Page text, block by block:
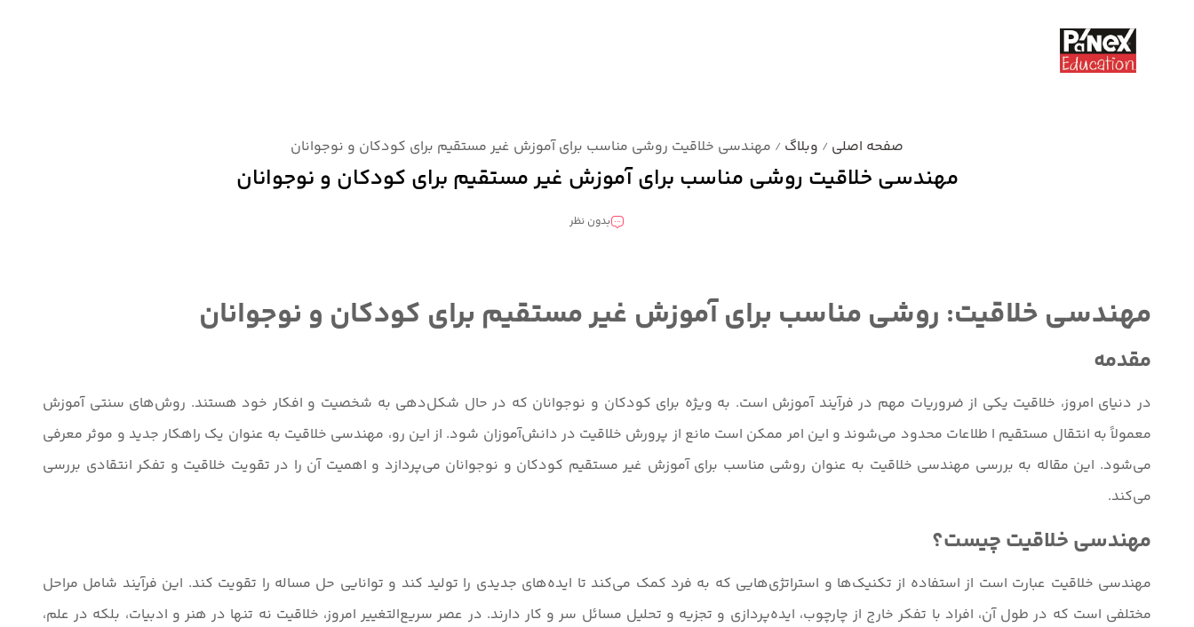
صفحه اصلی / وبلاگ / مهندسی خلاقیت روشی مناسب برای آموزش غیر مستقیم برای کودکان و نوجوانان
مهندسی خلاقیت روشی مناسب برای آموزش غیر مستقیم برای کودکان و نوجوانان
بدون نظر
مهندسی خلاقیت: روشی مناسب برای آموزش غیر مستقیم برای کودکان و نوجوانان
مقدمه
در دنیای امروز، خلاقیت یکی از ضروریات مهم در فرآیند آموزش است. به ویژه برای کودکان و نوجوانان که در حال شکل‌دهی به شخصیت و افکار خود هستند. روش‌های سنتی آموزش
معمولاً به انتقال مستقیم ا طلاعات محدود می‌شوند و این امر ممکن است مانع از پرورش خلاقیت در دانش‌آموزان شود. از این رو، مهندسی خلاقیت به عنوان یک راهکار جدید و موثر معرفی
می‌شود. این مقاله به بررسی مهندسی خلاقیت به عنوان روشی مناسب برای آموزش غیر مستقیم کودکان و نوجوانان می‌پردازد و اهمیت آن را در تقویت خلاقیت و تفکر انتقادی بررسی
می‌کند.
مهندسی خلاقیت چیست؟
مهندسی خلاقیت عبارت است از استفاده از تکنیک‌ها و استراتژی‌هایی که به فرد کمک می‌کند تا ایده‌های جدیدی را تولید کند و توانایی حل مساله را تقویت کند. این فرآیند شامل مراحل
مختلفی است که در طول آن، افراد با تفکر خارج از چارچوب، ایده‌پردازی و تجزیه و تحلیل مسائل سر و کار دارند. در عصر سریع‌التغییر امروز، خلاقیت نه تنها در هنر و ادبیات، بلکه در علم،